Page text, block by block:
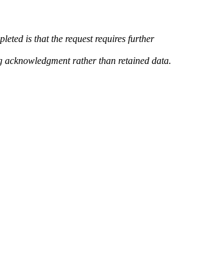
is that the request requires further
acknowledgment rather than retained data.